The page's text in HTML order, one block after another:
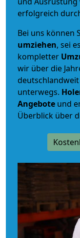
erfolgreich
Bei uns können
umziehen, sei
kompletter
wir über die
unterwegs.
Angebote und
Überblick über